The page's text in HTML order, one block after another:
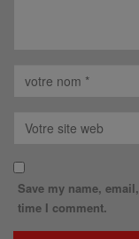
Save my name,
time I comment.